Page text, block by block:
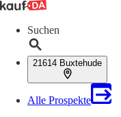
Suchen
21614 Buxtehude
Alle Prospekte